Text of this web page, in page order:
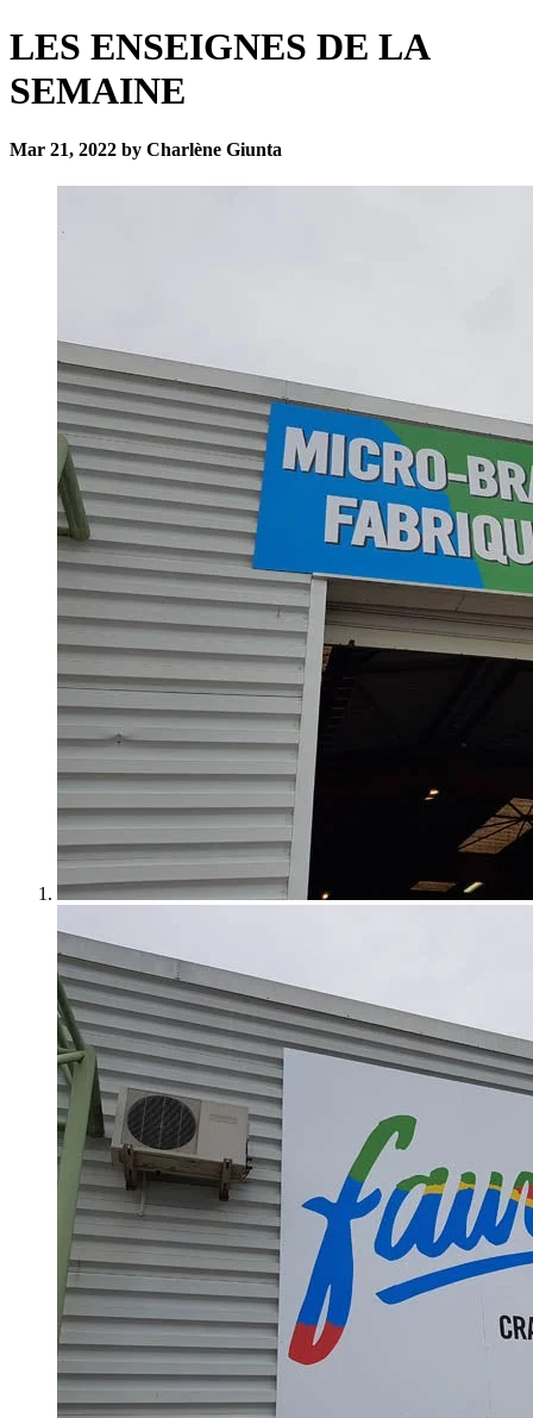
LES ENSEIGNES DE LA
SEMAINE
Mar 21, 2022 by Charlène Giunta